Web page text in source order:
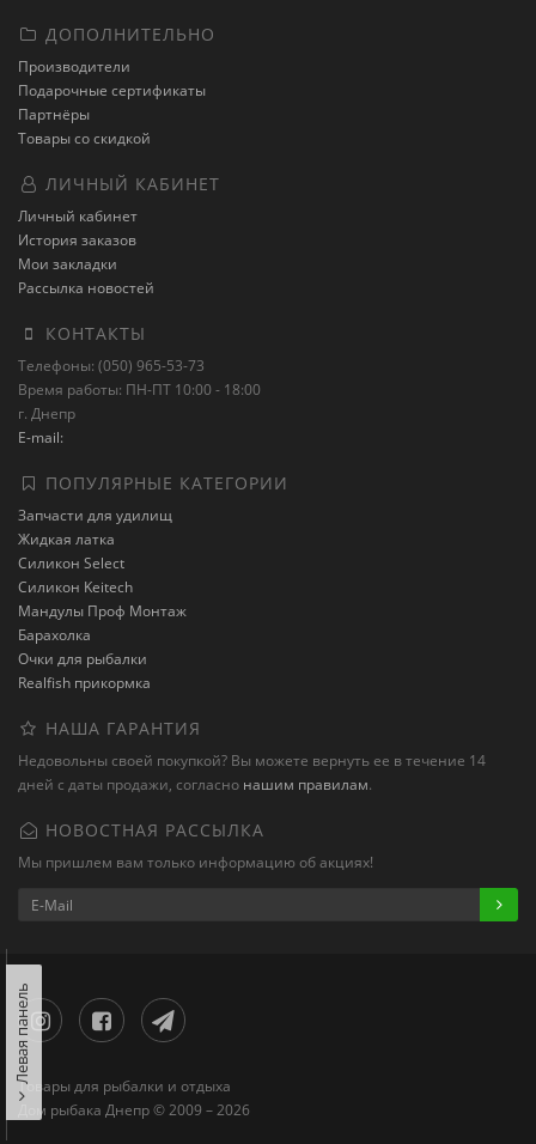
ДОПОЛНИТЕЛЬНО
Производители
Подарочные сертификаты
Партнёры
Товары со скидкой
ЛИЧНЫЙ КАБИНЕТ
Личный кабинет
История заказов
Мои закладки
Рассылка новостей
КОНТАКТЫ
Телефоны: (050) 965-53-73
Время работы: ПН-ПТ 10:00 - 18:00
г. Днепр
E-mail:
ПОПУЛЯРНЫЕ КАТЕГОРИИ
Запчасти для удилищ
Жидкая латка
Силикон Select
Силикон Keitech
Мандулы Проф Монтаж
Барахолка
Очки для рыбалки
Realfish прикормка
НАША ГАРАНТИЯ
Недовольны своей покупкой? Вы можете вернуть ее в течение 14
дней с даты продажи, согласно нашим правилам.
НОВОСТНАЯ РАССЫЛКА
Мы пришлем вам только информацию об акциях!
Товары для рыбалки и отдыха
Дом рыбака Днепр © 2009 – 2026
Левая панель